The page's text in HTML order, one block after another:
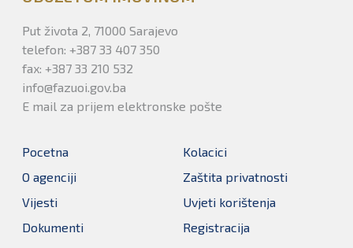
Put života 2, 71000 Sarajevo
telefon: +387 33 407 350
fax: +387 33 210 532
info@fazuoi.gov.ba
E mail za prijem elektronske pošte
Pocetna
O agenciji
Vijesti
Dokumenti
Kolacici
Zaštita privatnosti
Uvjeti korištenja
Registracija